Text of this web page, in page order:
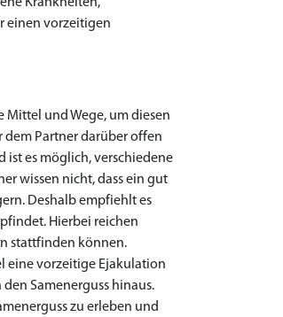
Krankheiten,
einen vorzeitigen
Mittel und Wege, um diesen
dem Partner darüber offen
ist es möglich, verschiedene
wissen nicht, dass ein gut
Deshalb empfiehlt es
Hierbei reichen
stattfinden können.
eine vorzeitige Ejakulation
Samenerguss hinaus.
zu erleben und